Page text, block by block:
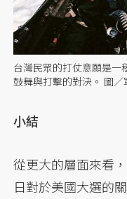
台灣民眾的打仗意願是一
鼓舞與打擊的對決。 圖／
小結
從更大的層面來看
日對於美國大選的